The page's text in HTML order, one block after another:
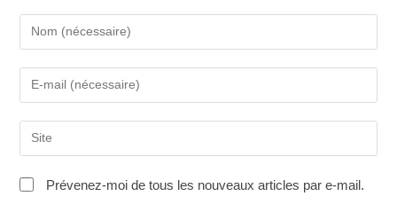
ou
nom
d'utilisateur
pour
mail
pour
votrePrévenez-moi de tous les nouveaux articles par e-mail.